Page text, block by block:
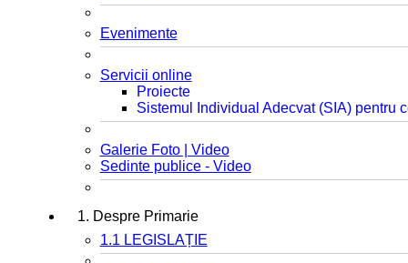
Evenimente
Servicii online
Proiecte
Sistemul Individual Adecvat (SIA) pentru
Galerie Foto | Video
Sedinte publice - Video
1. Despre Primarie
1.1 LEGISLAȚIE